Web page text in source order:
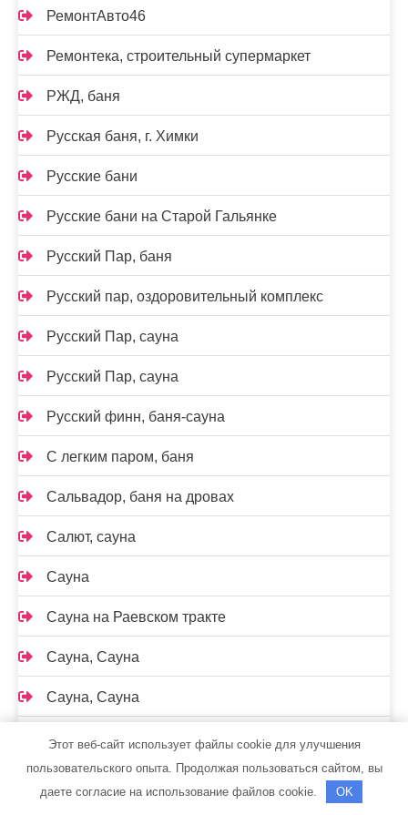
РемонтАвто46
Ремонтека, строительный супермаркет
РЖД, баня
Русская баня, г. Химки
Русские бани
Русские бани на Старой Гальянке
Русский Пар, баня
Русский пар, оздоровительный комплекс
Русский Пар, сауна
Русский Пар, сауна
Русский финн, баня-сауна
С легким паром, баня
Сальвадор, баня на дровах
Салют, сауна
Сауна
Сауна на Раевском тракте
Сауна, Сауна
Сауна, Сауна
Сауна, Сауна
Саунов, сауна
Этот веб-сайт использует файлы cookie для улучшения
пользовательского опыта. Продолжая пользоваться сайтом, вы
даете согласие на использование файлов cookie.
OK